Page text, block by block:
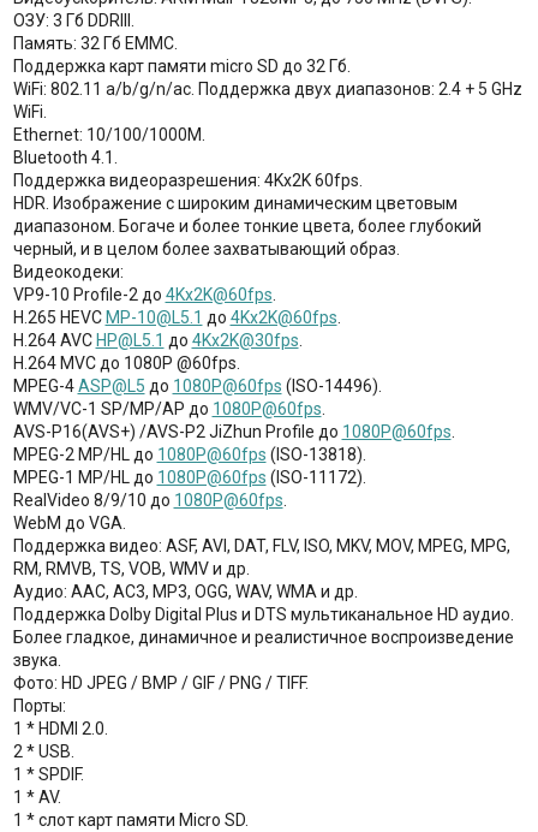
ОЗУ: 3 Гб DDRIII.
Память: 32 Гб EMMC.
Поддержка карт памяти micro SD до 32 Гб.
WiFi: 802.11 a/b/g/n/ac. Поддержка двух диапазонов: 2.4 + 5 GHz
WiFi.
Ethernet: 10/100/1000M.
Bluetooth 4.1.
Поддержка видеоразрешения: 4Kx2K 60fps.
HDR. Изображение с широким динамическим цветовым
диапазоном. Богаче и более тонкие цвета, более глубокий
черный, и в целом более захватывающий образ.
Видеокодеки:
VP9-10 Profile-2 до 4Kx2K@60fps.
H.265 HEVC MP-10@L5.1 до 4Kx2K@60fps.
H.264 AVC HP@L5.1 до 4Kx2K@30fps.
H.264 MVC до 1080P @60fps.
MPEG-4ASP@L5 до 1080P@60fps (ISO-14496).
WMV/VC-1 SP/MP/AP до 1080P@60fps.
AVS-P16(AVS+) /AVS-P2 JiZhun Profile до 1080P@60fps.
MPEG-2 MP/HL до 1080P@60fps (ISO-13818).
MPEG-1 MP/HL до 1080P@60fps (ISO-11172).
RealVideo 8/9/10 до 1080P@60fps.
WebM до VGA.
Поддержка видео: ASF, AVI, DAT, FLV, ISO, MKV, MOV, MPEG, MPG,
RM, RMVB, TS, VOB, WMV и др.
Аудио: AAC, AC3, MP3, OGG, WAV, WMA и др.
Поддержка Dolby Digital Plus и DTS мультиканальное HD аудио.
Более гладкое, динамичное и реалистичное воспроизведение
звука.
Фото: HD JPEG / BMP / GIF / PNG / TIFF.
Порты:
1 * HDMI 2.0.
2 * USB.
1 * SPDIF.
1 * AV.
1 * слот карт памяти Micro SD.